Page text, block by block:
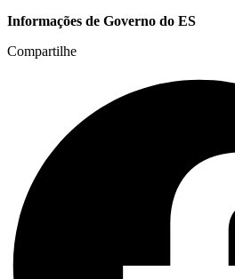
Informações de Governo do ES
Compartilhe